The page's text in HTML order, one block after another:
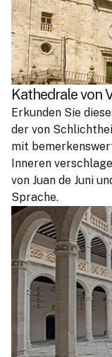
Kathedrale von
Erkunden Sie
der von
mit
Inneren
von Juan de Juni
Sprache.